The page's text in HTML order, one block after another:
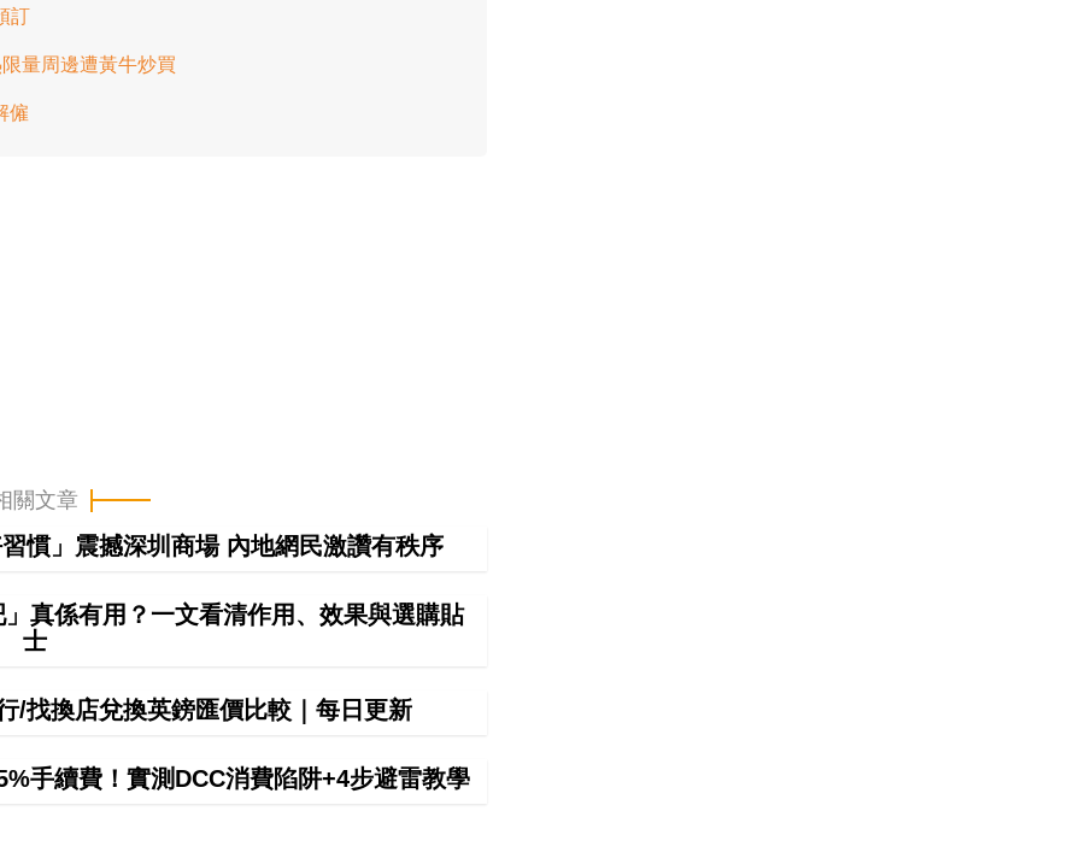
訂
量周邊遭黃牛炒買
僱
關文章
慣」震撼深圳商場 內地網民激讚有秩序
真係有用？一文看清作用、效果與選購貼
士
/找換店兌換英鎊匯價比較｜每日更新
手續費！實測DCC消費陷阱+4步避雷教學